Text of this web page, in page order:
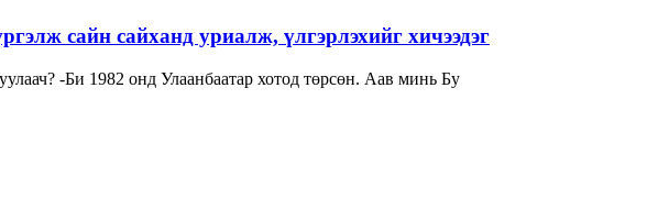
сайн сайханд уриалж, үлгэрлэхийг хичээдэг
Та өөрийгөө манай уншигчдад товч танилцуулаач? -Би 1982 онд Улаанбаатар хотод төрсөн. Аав минь Бу